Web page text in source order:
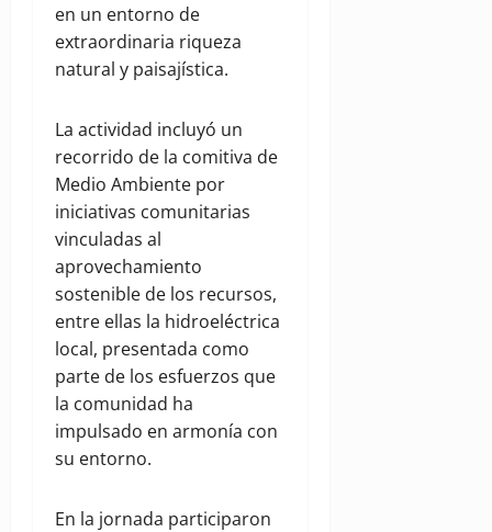
en un entorno de
extraordinaria riqueza
natural y paisajística.
La actividad incluyó un
recorrido de la comitiva de
Medio Ambiente por
iniciativas comunitarias
vinculadas al
aprovechamiento
sostenible de los recursos,
entre ellas la hidroeléctrica
local, presentada como
parte de los esfuerzos que
la comunidad ha
impulsado en armonía con
su entorno.
En la jornada participaron